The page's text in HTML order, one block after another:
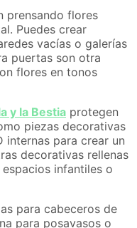
prensando flores
Puedes crear
vacías o galerías
puertas son otra
flores en tonos
y la Bestia protegen
piezas decorativas
internas para crear un
decorativas rellenas
infantiles o
para cabeceros de
para posavasos o